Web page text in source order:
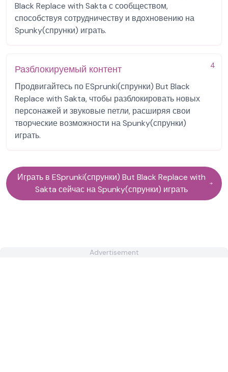
Black Replace with Sakta с сообществом,
способствуя сотрудничеству и вдохновению на
Spunky(спрунки) играть.
4
Разблокируемый контент
Продвигайтесь по ESprunki(спрунки) But Black
Replace with Sakta, чтобы разблокировать новых
персонажей и звуковые петли, расширяя свои
творческие возможности на Spunky(спрунки)
играть.
Играть в ESprunki(спрунки) But Black Replace with
Sakta сейчас на Spunky(спрунки) играть
Advertisement